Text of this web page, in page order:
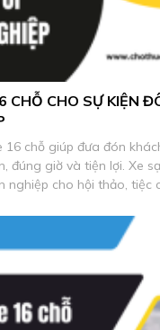
CHỖ CHO SỰ KIỆN
16 chỗ giúp đưa đón
đúng giờ và tiện lợi. Xe
nghiệp cho hội thảo, tiệc